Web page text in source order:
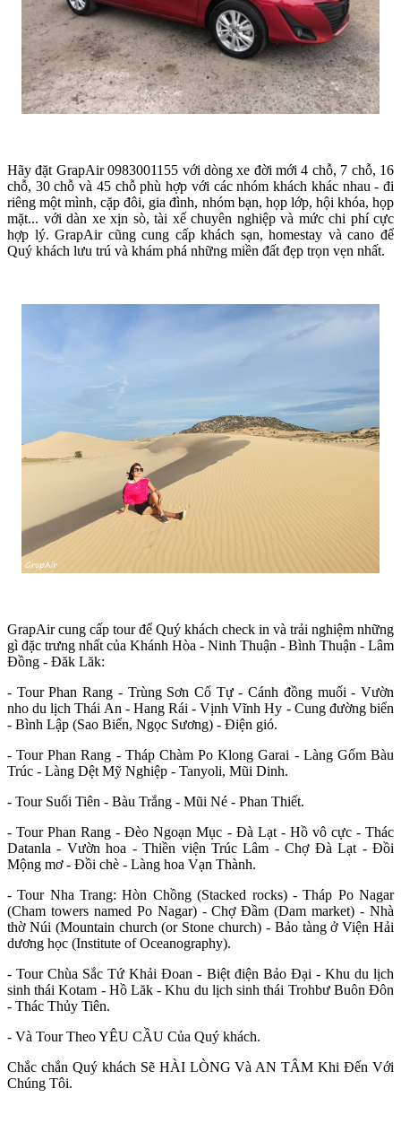
Hãy đặt GrapAir 0983001155 với dòng xe đời mới 4 chỗ, 7 chỗ, 16
chỗ, 30 chỗ và 45 chỗ phù hợp với các nhóm khách khác nhau - đi
riêng một mình, cặp đôi, gia đình, nhóm bạn, họp lớp, hội khóa, họp
mặt... với dàn xe xịn sò, tài xế chuyên nghiệp và mức chi phí cực
hợp lý. GrapAir cũng cung cấp khách sạn, homestay và cano để
Quý khách lưu trú và khám phá những miền đất đẹp trọn vẹn nhất.
GrapAir cung cấp tour để Quý khách check in và trải nghiệm những
gì đặc trưng nhất của Khánh Hòa - Ninh Thuận - Bình Thuận - Lâm
Đồng - Đăk Lăk:
- Tour Phan Rang - Trùng Sơn Cổ Tự - Cánh đồng muối - Vườn
nho du lịch Thái An - Hang Rái - Vịnh Vĩnh Hy - Cung đường biển
- Bình Lập (Sao Biển, Ngọc Sương) - Điện gió.
- Tour Phan Rang - Tháp Chàm Po Klong Garai - Làng Gốm Bàu
Trúc - Làng Dệt Mỹ Nghiệp - Tanyoli, Mũi Dinh.
- Tour Suối Tiên - Bàu Trắng - Mũi Né - Phan Thiết.
- Tour Phan Rang - Đèo Ngoạn Mục - Đà Lạt - Hồ vô cực - Thác
Datanla - Vườn hoa - Thiền viện Trúc Lâm - Chợ Đà Lạt - Đồi
Mộng mơ - Đồi chè - Làng hoa Vạn Thành.
- Tour Nha Trang: Hòn Chồng (Stacked rocks) - Tháp Po Nagar
(Cham towers named Po Nagar) - Chợ Đầm (Dam market) - Nhà
thờ Núi (Mountain church (or Stone church) - Bảo tàng ở Viện Hải
dương học (Institute of Oceanography).
- Tour Chùa Sắc Tứ Khải Đoan - Biệt điện Bảo Đại - Khu du lịch
sinh thái Kotam - Hồ Lăk - Khu du lịch sinh thái Trohbư Buôn Đôn
- Thác Thủy Tiên.
- Và Tour Theo YÊU CẦU Của Quý khách.
Chắc chắn Quý khách Sẽ HÀI LÒNG Và AN TÂM Khi Đến Với
Chúng Tôi.